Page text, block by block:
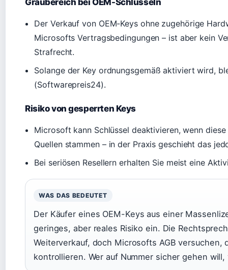
Graubereich bei OEM-Schlüsseln
Der Verkauf von OEM-Keys ohne zugehörige
Microsofts Vertragsbedingungen – ist aber kein
Strafrecht.
Solange der Key ordnungsgemäß aktiviert wird,
(Softwarepreis24).
Risiko von gesperrten Keys
Microsoft kann Schlüssel deaktivieren, wenn
Quellen stammen – in der Praxis geschieht das
Bei seriösen Resellern erhalten Sie meist eine
WAS DAS BEDEUTET
Der Käufer eines OEM-Keys aus einer
geringes, aber reales Risiko ein. Die
Weiterverkauf, doch Microsofts AGB versuchen,
kontrollieren. Wer auf Nummer sicher gehen will,